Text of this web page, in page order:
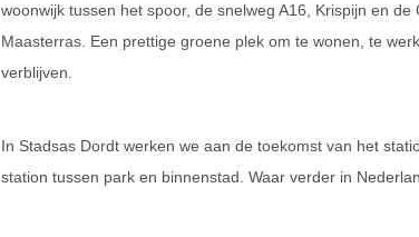
woonwijk tussen het spoor, de snelweg A16, Krispijn en de
Maasterras. Een prettige groene plek om te wonen, te
verblijven.
In Stadsas Dordt werken we aan de toekomst van het
station tussen park en binnenstad. Waar verder in